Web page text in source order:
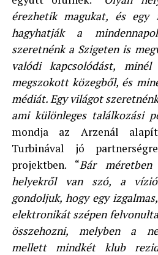
érezhetik magukat, és egy
hagyhatják a
szeretnénk a Szigeten is
valódi kapcsolódást,
megszokott közegből, és
médiát. Egy világot
ami különleges találkozási
mondja az Arzenál
Turbinával jó
projektben. “Bár
helyekről van szó, a
gondoljuk, hogy egy
elektronikát szépen
összehozni, melyben a
mellett mindkét klub